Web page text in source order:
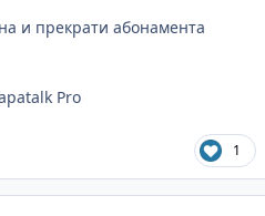
и прекрати абонамента
Pro
1